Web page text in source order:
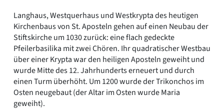
Langhaus, Westquerhaus und Westkrypta des heutigen
Kirchenbaus von St. Aposteln gehen auf einen Neubau der
Stiftskirche um 1030 zurück: eine flach gedeckte
Pfeilerbasilika mit zwei Chören. Ihr quadratischer Westbau
über einer Krypta war den heiligen Aposteln geweiht und
wurde Mitte des 12. Jahrhunderts erneuert und durch
einen Turm überhöht. Um 1200 wurde der Trikonchos im
Osten neugebaut (der Altar im Osten wurde Maria
geweiht).